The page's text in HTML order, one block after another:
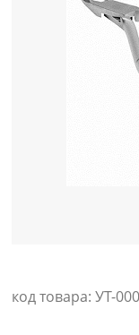
Уход за
код товара: УТ-